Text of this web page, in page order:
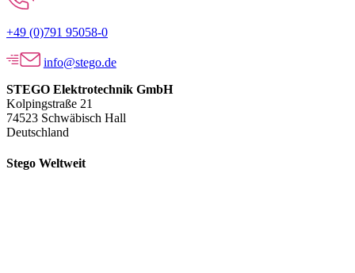
+49 (0)791 95058-0
info@stego.de
STEGO Elektrotechnik GmbH
Kolpingstraße 21
74523 Schwäbisch Hall
Deutschland
Stego Weltweit